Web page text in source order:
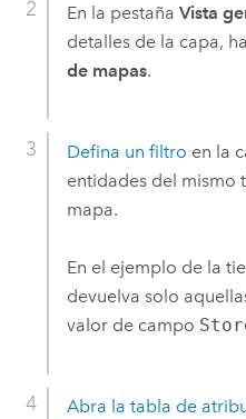
En la pestaña Vista
detalles de la capa,
de mapas.
Defina un filtro en la
entidades del mismo
mapa.
En el ejemplo de la
devuelva solo
valor de campo
Abra la tabla de